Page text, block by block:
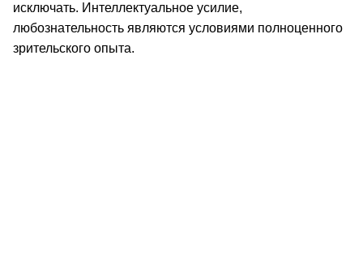
исключать. Интеллектуальное усилие,
любознательность являются условиями полноценного
зрительского опыта.